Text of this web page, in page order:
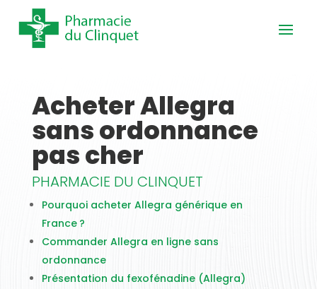
Acheter Allegra
sans ordonnance
pas cher
PHARMACIE DU CLINQUET
Pourquoi acheter Allegra générique en
France ?
Commander Allegra en ligne sans
ordonnance
Présentation du fexofénadine (Allegra)